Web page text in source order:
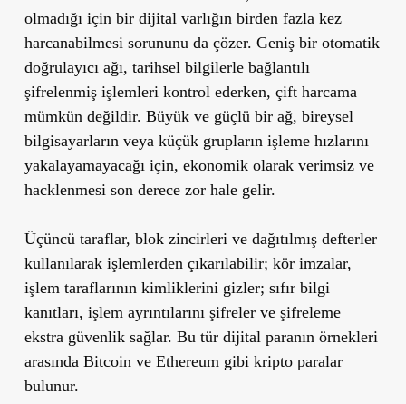
olmadığı için bir dijital varlığın birden fazla kez
harcanabilmesi sorununu da çözer. Geniş bir otomatik
doğrulayıcı ağı, tarihsel bilgilerle bağlantılı
şifrelenmiş işlemleri kontrol ederken, çift harcama
mümkün değildir. Büyük ve güçlü bir ağ, bireysel
bilgisayarların veya küçük grupların işleme hızlarını
yakalayamayacağı için, ekonomik olarak verimsiz ve
hacklenmesi son derece zor hale gelir.
Üçüncü taraflar, blok zincirleri ve dağıtılmış defterler
kullanılarak işlemlerden çıkarılabilir; kör imzalar,
işlem taraflarının kimliklerini gizler; sıfır bilgi
kanıtları, işlem ayrıntılarını şifreler ve şifreleme
ekstra güvenlik sağlar. Bu tür dijital paranın örnekleri
arasında Bitcoin ve Ethereum gibi kripto paralar
bulunur.